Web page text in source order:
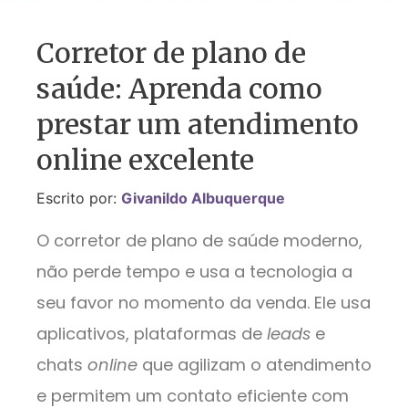
Corretor de plano de
saúde: Aprenda como
prestar um atendimento
online excelente
Escrito por: Givanildo Albuquerque
O corretor de plano de saúde moderno,
não perde tempo e usa a tecnologia a
seu favor no momento da venda. Ele usa
aplicativos, plataformas de leads e
chats online que agilizam o atendimento
e permitem um contato eficiente com